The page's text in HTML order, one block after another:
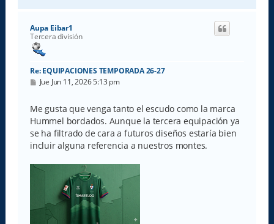
r
Aupa Eibar1
Tercera división
Re: EQUIPACIONES TEMPORADA 26-27
M
s
a
j
e
Jue Jun 11, 2026 5:13 pm
Me gusta que venga tanto el escudo como la marca
Hummel bordados. Aunque la tercera equipación ya
se ha filtrado de cara a futuros diseños estaría bien
incluir alguna referencia a nuestros montes.